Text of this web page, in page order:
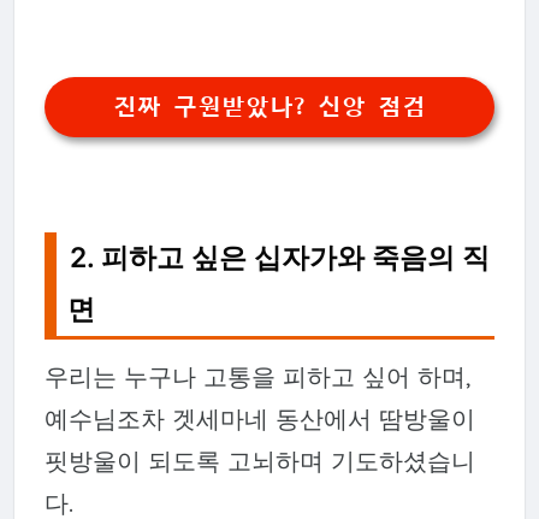
진짜 구원받았나? 신앙 점검
2. 피하고 싶은 십자가와 죽음의 직
면
우리는 누구나 고통을 피하고 싶어 하며,
예수님조차 겟세마네 동산에서 땀방울이
핏방울이 되도록 고뇌하며 기도하셨습니
다.